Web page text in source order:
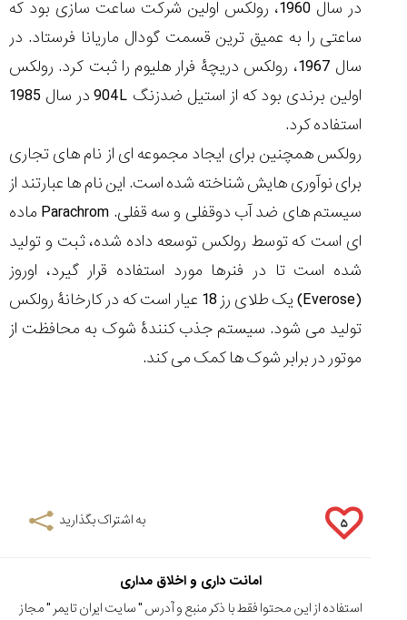
در سال 1960، رولکس اولین شرکت ساعت سازی بود که
ساعتی را به عمیق ترین قسمت گودال ماریانا فرستاد. در
سال 1967، رولکس دریچۀ فرار هلیوم را ثبت کرد. رولکس
اولین برندی بود که از استیل ضدزنگ 904L در سال 1985
استفاده کرد.
رولکس همچنین برای ایجاد مجموعه ای از نام های تجاری
برای نوآوری هایش شناخته شده است. این نام ها عبارتند از
سیستم های ضد آب دوقفلی و سه قفلی. Parachrom ماده
ای است که توسط رولکس توسعه داده شده، ثبت و تولید
شده است تا در فنرها مورد استفاده قرار گیرد، اوروز
(Everose) یک طلای رز 18 عیار است که در کارخانۀ رولکس
تولید می شود. سیستم جذب کنندۀ شوک به محافظت از
موتور در برابر شوک ها کمک می کند.
۵ به اشتراک بگذارید
امانت داری و اخلاق مداری
استفاده از این محتوا فقط با ذکر منبع و آدرس "سایت ایران تایمر " مجاز